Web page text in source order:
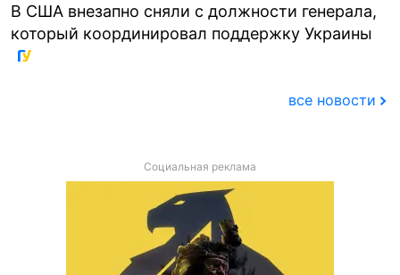
В США внезапно сняли с должности генерала,
который координировал поддержку Украины
все новости
Социальная реклама